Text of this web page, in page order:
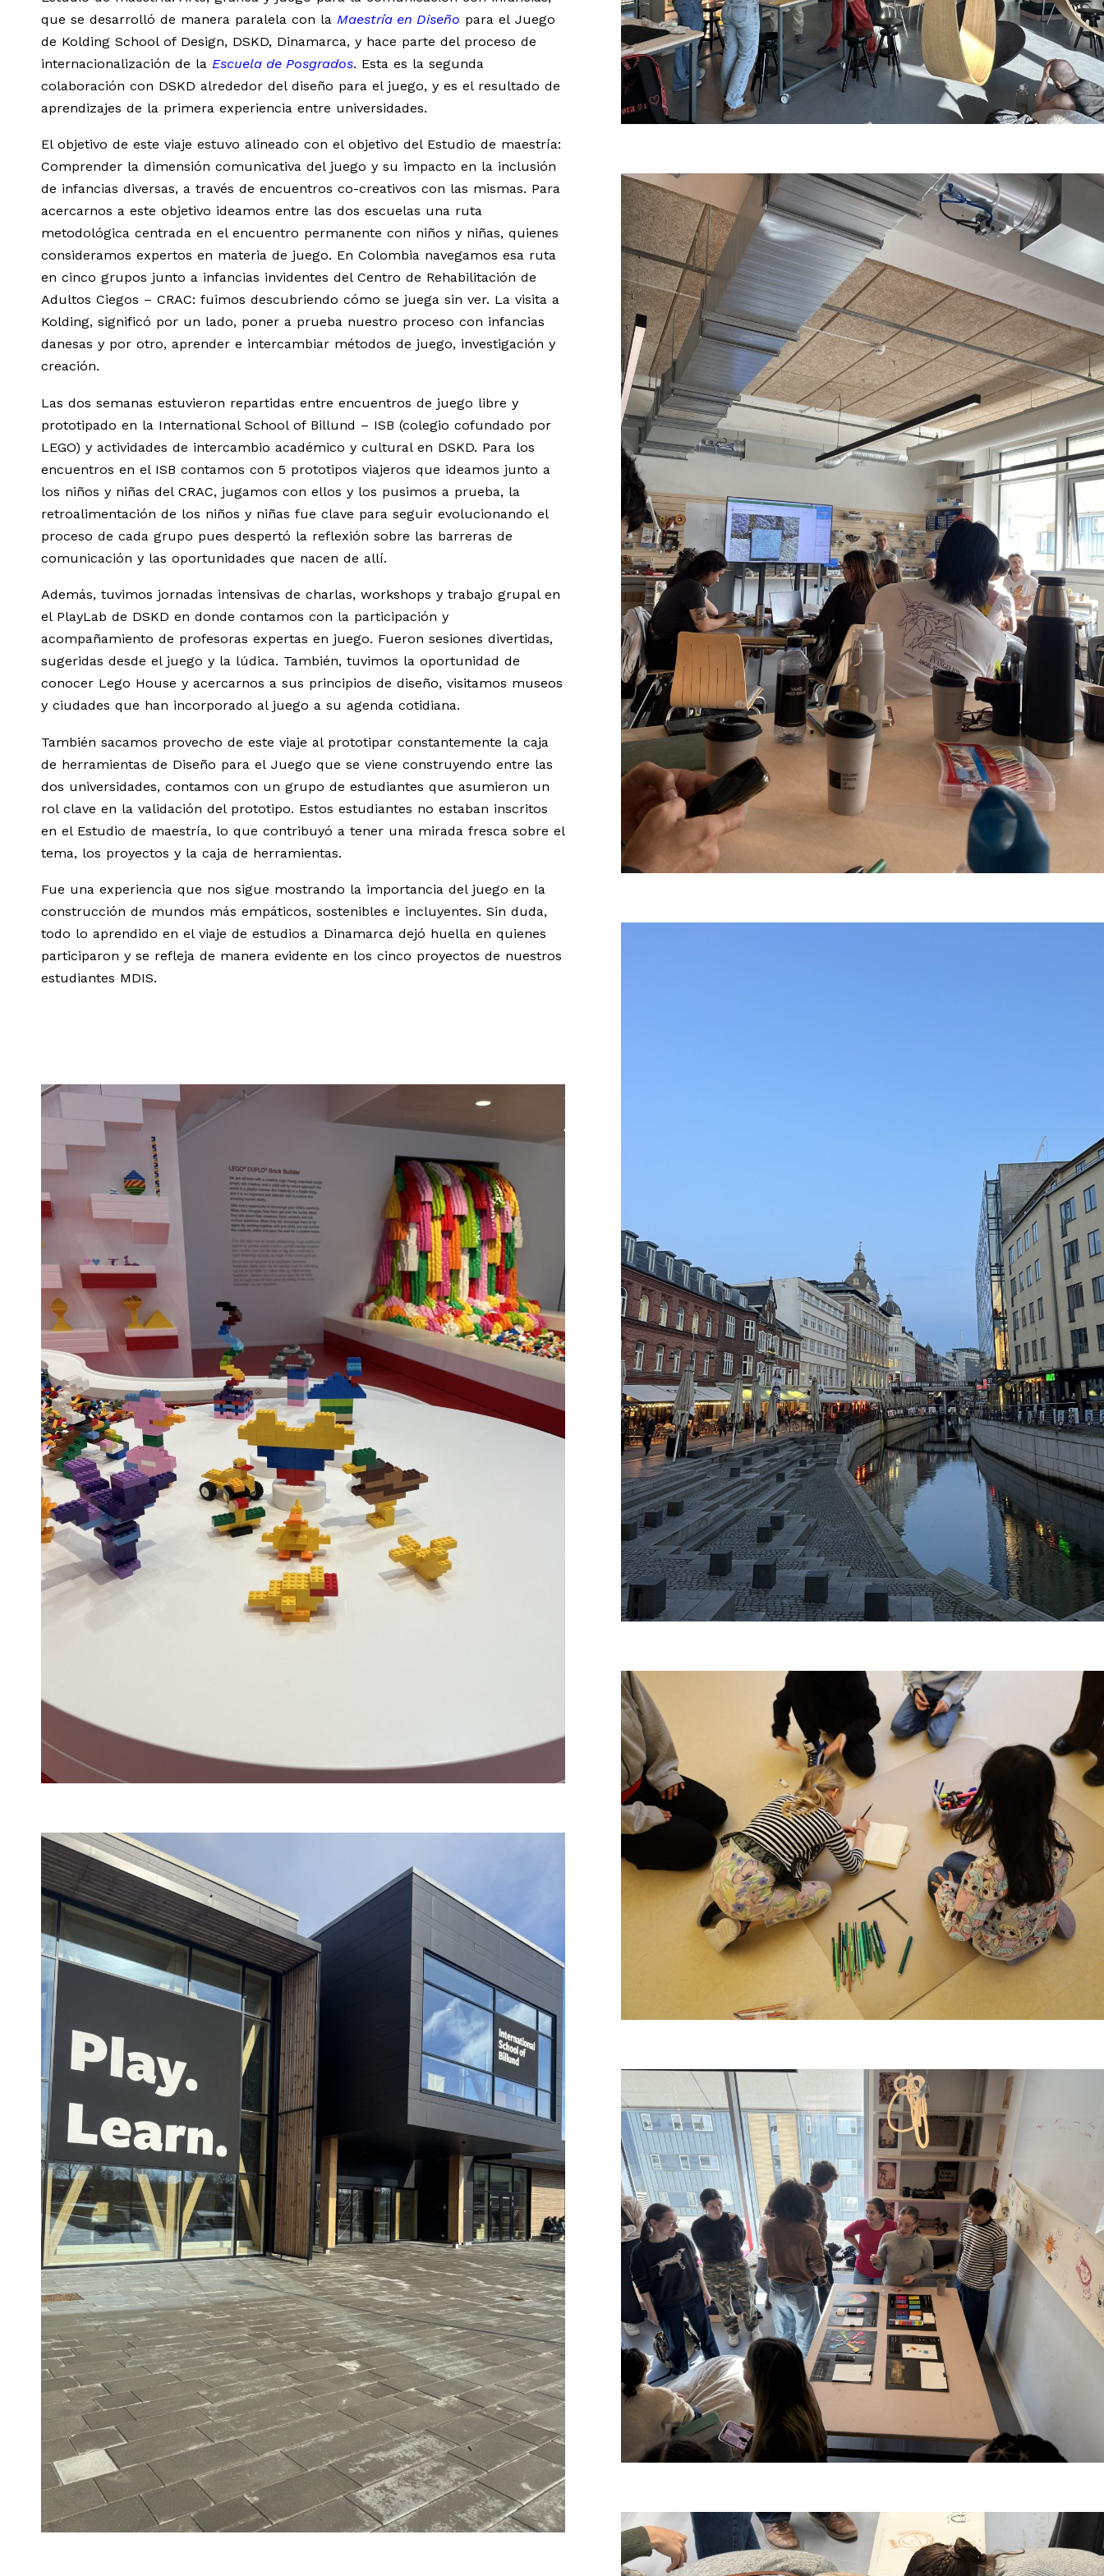
que se desarrolló de manera paralela con la Maestría en Diseño para el Juego
de Kolding School of Design, DSKD, Dinamarca, y hace parte del proceso de
internacionalización de la Escuela de Posgrados. Esta es la segunda
colaboración con DSKD alrededor del diseño para el juego, y es el resultado de
aprendizajes de la primera experiencia entre universidades.
El objetivo de este viaje estuvo alineado con el objetivo del Estudio de maestría:
Comprender la dimensión comunicativa del juego y su impacto en la inclusión
de infancias diversas, a través de encuentros co-creativos con las mismas. Para
acercarnos a este objetivo ideamos entre las dos escuelas una ruta
metodológica centrada en el encuentro permanente con niños y niñas, quienes
consideramos expertos en materia de juego. En Colombia navegamos esa ruta
en cinco grupos junto a infancias invidentes del Centro de Rehabilitación de
Adultos Ciegos – CRAC: fuimos descubriendo cómo se juega sin ver. La visita a
Kolding, significó por un lado, poner a prueba nuestro proceso con infancias
danesas y por otro, aprender e intercambiar métodos de juego, investigación y
creación.
Las dos semanas estuvieron repartidas entre encuentros de juego libre y
prototipado en la International School of Billund – ISB (colegio cofundado por
LEGO) y actividades de intercambio académico y cultural en DSKD. Para los
encuentros en el ISB contamos con 5 prototipos viajeros que ideamos junto a
los niños y niñas del CRAC, jugamos con ellos y los pusimos a prueba, la
retroalimentación de los niños y niñas fue clave para seguir evolucionando el
proceso de cada grupo pues despertó la reflexión sobre las barreras de
comunicación y las oportunidades que nacen de allí.
Además, tuvimos jornadas intensivas de charlas, workshops y trabajo grupal en
el PlayLab de DSKD en donde contamos con la participación y
acompañamiento de profesoras expertas en juego. Fueron sesiones divertidas,
sugeridas desde el juego y la lúdica. También, tuvimos la oportunidad de
conocer Lego House y acercarnos a sus principios de diseño, visitamos museos
y ciudades que han incorporado al juego a su agenda cotidiana.
También sacamos provecho de este viaje al prototipar constantemente la caja
de herramientas de Diseño para el Juego que se viene construyendo entre las
dos universidades, contamos con un grupo de estudiantes que asumieron un
rol clave en la validación del prototipo. Estos estudiantes no estaban inscritos
en el Estudio de maestría, lo que contribuyó a tener una mirada fresca sobre el
tema, los proyectos y la caja de herramientas.
Fue una experiencia que nos sigue mostrando la importancia del juego en la
construcción de mundos más empáticos, sostenibles e incluyentes. Sin duda,
todo lo aprendido en el viaje de estudios a Dinamarca dejó huella en quienes
participaron y se refleja de manera evidente en los cinco proyectos de nuestros
estudiantes MDIS.